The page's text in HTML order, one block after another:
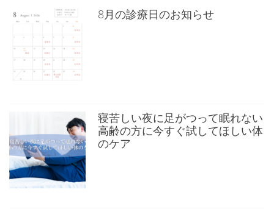
8月の診療日のお知らせ
寝苦しい夜に足がつって眠れない
高齢の方に今すぐ試してほしい体
のケア